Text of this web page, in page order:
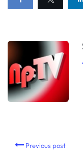
Previous post